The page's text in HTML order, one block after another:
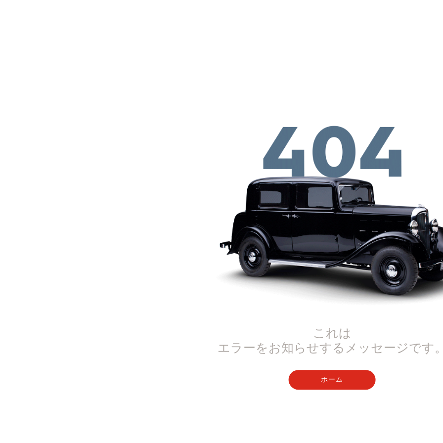
これは
エラーをお知らせするメッセージです
ホーム